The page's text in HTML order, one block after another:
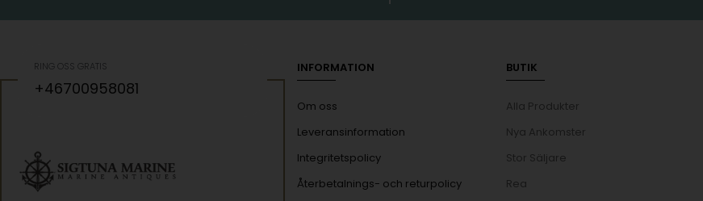
RING OSS GRATIS
+46700958081
INFORMATION
Om oss
Leveransinformation
Integritetspolicy
Återbetalnings- och returpolicy
BUTIK
Alla Produkter
Nya Ankomster
Stor Säljare
Rea